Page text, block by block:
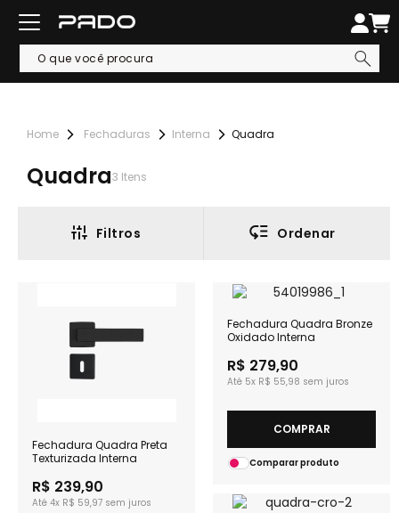
Fechaduras Interna Quadra
Quadra3 Itens
Filtros Ordenar
Fechadura Quadra Preta
Texturizada Interna
R$ 239,90
4x R$ 59,97
Fechadura Quadra Bronze
Oxidado Interna
R$ 279,90
5x R$ 55,98
COMPRAR
Comparar produto